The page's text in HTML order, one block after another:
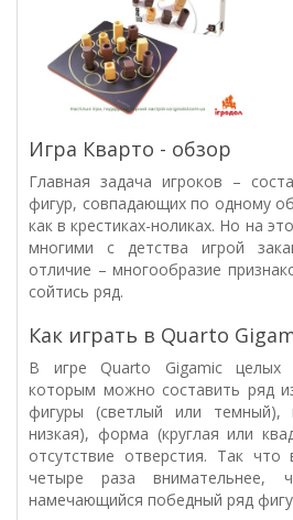
Игра Кварто - обзор
Главная задача игроков –
фигур, совпадающих по одному
как в крестиках-ноликах. Но на
многими с детства игрой
отличие – многообразие
сойтись ряд.
Как играть в Quarto
В игре Quarto Gigamic
целых
которым можно составить ряд
фигуры (светлый или темный),
низкая), форма (круглая или
отсутствие отверстия. Так
четыре раза внимательнее,
намечающийся победный ряд